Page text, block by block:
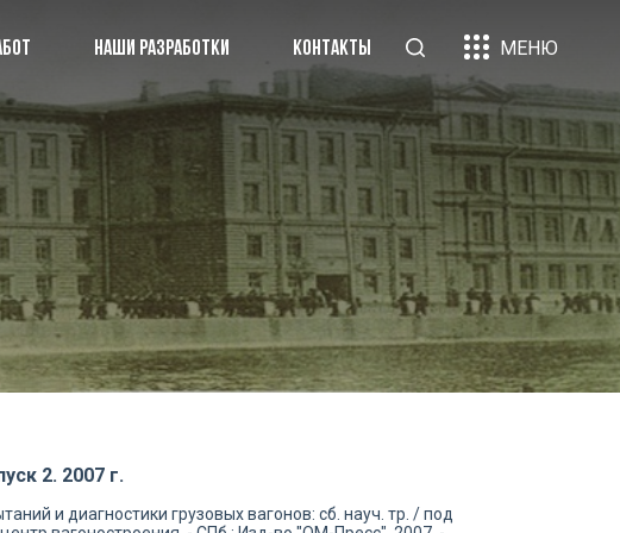
НАШИ РАЗРАБОТКИ КОНТАКТЫ МЕНЮ
ПК «Вагон-груз»
Сборники научных трудов
Публикации
Наши партнеры
Контакты
2. 2007 г.
и диагностики грузовых вагонов: сб. науч. тр. / под